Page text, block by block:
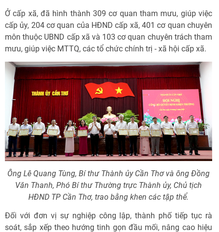
Ở cấp xã, đã hình thành 309 cơ quan tham mưu, giúp việc
cấp ủy, 204 cơ quan của HĐND cấp xã, 401 cơ quan chuyên
môn thuộc UBND cấp xã và 103 cơ quan chuyên trách tham
mưu, giúp việc MTTQ, các tổ chức chính trị - xã hội cấp xã.
Ông Lê Quang Tùng, Bí thư Thành ủy Cần Thơ và ông Đồng
Văn Thanh, Phó Bí thư Thường trực Thành ủy, Chủ tịch
HĐND TP Cần Thơ, trao bằng khen các tập thể.
Đối với đơn vị sự nghiệp công lập, thành phố tiếp tục rà
soát, sắp xếp theo hướng tinh gọn đầu mối, nâng cao hiệu